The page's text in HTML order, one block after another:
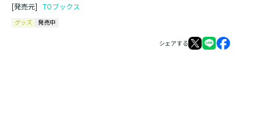
[発売元] TOブックス
グッズ 発売中
シェアする